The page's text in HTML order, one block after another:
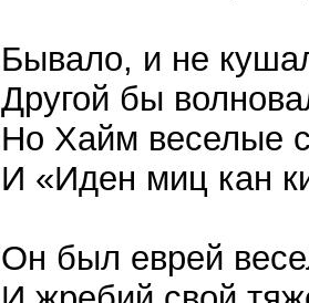
Бывало, и не
Другой бы
Но Хайм веселые
И «Иден миц кан
Он был еврей